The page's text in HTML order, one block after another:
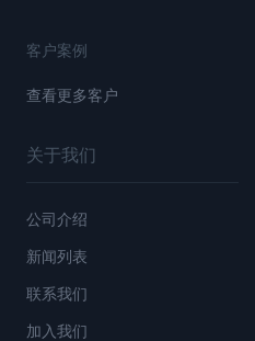
客户案例
查看更多客户
关于我们
公司介绍
新闻列表
联系我们
加入我们